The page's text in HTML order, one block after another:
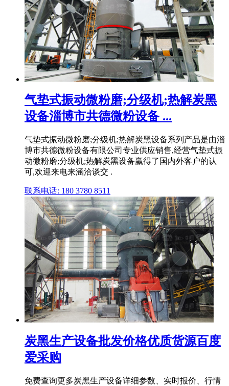
气垫式振动微粉磨;分级机;热解炭黑
设备淄博市共德微粉设备 ...
气垫式振动微粉磨;分级机;热解炭黑设备系列产品是由淄
博市共德微粉设备有限公司专业供应销售,经营气垫式振
动微粉磨;分级机;热解炭黑设备赢得了国内外客户的认
可,欢迎来电来涵洽谈交 .
联系电话: 180 3780 8511
炭黑生产设备批发价格优质货源百度
爱采购
免费查询更多炭黑生产设备详细参数、实时报价、行情